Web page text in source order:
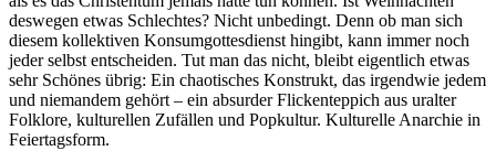
deswegen etwas Schlechtes? Nicht unbedingt. Denn ob man sich
diesem kollektiven Konsumgottesdienst hingibt, kann immer noch
jeder selbst entscheiden. Tut man das nicht, bleibt eigentlich etwas
sehr Schönes übrig: Ein chaotisches Konstrukt, das irgendwie jedem
und niemandem gehört – ein absurder Flickenteppich aus uralter
Folklore, kulturellen Zufällen und Popkultur. Kulturelle Anarchie in
Feiertagsform.